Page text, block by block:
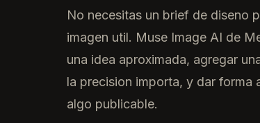
No necesitas un brief de diseno
imagen util. Muse Image AI de
una idea aproximada, agregar
la precision importa, y dar forma
algo publicable.